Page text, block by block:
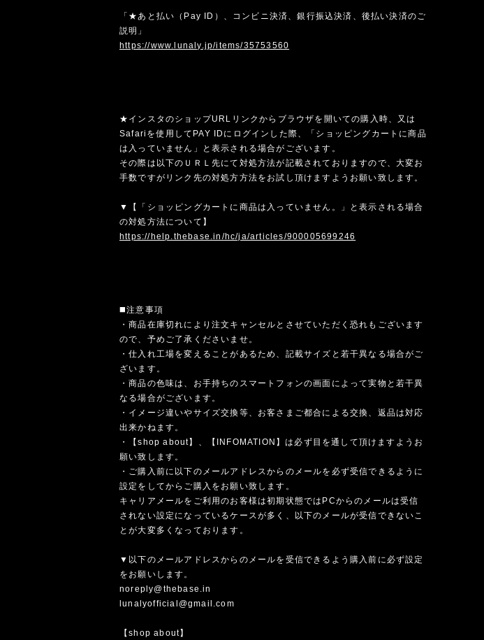
「★あと払い（Pay ID）、コンビニ決済、銀行振込決済、後払い決済のご
説明」
https://www.lunaly.jp/items/35753560
★インスタのショップURLリンクからブラウザを開いての購入時、又は
Safariを使用してPAY IDにログインした際、「ショッピングカートに商品
は入っていません」と表示される場合がございます。
その際は以下のＵＲＬ先にて対処方法が記載されておりますので、大変お
手数ですがリンク先の対処方方法をお試し頂けますようお願い致します。
▼【「ショッピングカートに商品は入っていません。」と表示される場合
の対処方法について】
https://help.thebase.in/hc/ja/articles/900005699246
◼️注意事項
・商品在庫切れにより注文キャンセルとさせていただく恐れもございます
ので、予めご了承くださいませ。
・仕入れ工場を変えることがあるため、記載サイズと若干異なる場合がご
ざいます。
・商品の色味は、お手持ちのスマートフォンの画面によって実物と若干異
なる場合がございます。
・イメージ違いやサイズ交換等、お客さまご都合による交換、返品は対応
出来かねます。
・【shop about】、【INFOMATION】は必ず目を通して頂けますようお
願い致します。
・ご購入前に以下のメールアドレスからのメールを必ず受信できるように
設定をしてからご購入をお願い致します。
キャリアメールをご利用のお客様は初期状態ではPCからのメールは受信
されない設定になっているケースが多く、以下のメールが受信できないこ
とが大変多くなっております。
▼以下のメールアドレスからのメールを受信できるよう購入前に必ず設定
をお願いします。
noreply@thebase.in
lunalyofficial@gmail.com
【shop about】